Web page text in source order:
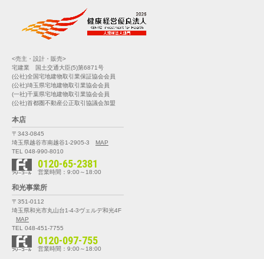
<売主・設計・販売>
宅建業 国土交通大臣(5)第6871号
(公社)全国宅地建物取引業保証協会会員
(公社)埼玉県宅地建物取引業協会会員
(一社)千葉県宅地建物取引業協会会員
(公社)首都圏不動産公正取引協議会加盟
本店
〒343-0845
埼玉県越谷市南越谷1-2905-3
MAP
TEL 048-990-8010
0120-65-2381
営業時間：9:00～18:00
和光事業所
〒351-0112
埼玉県和光市丸山台1-4-3ヴェルデ和光4F
MAP
TEL 048-451-7755
0120-097-755
営業時間：9:00～18:00